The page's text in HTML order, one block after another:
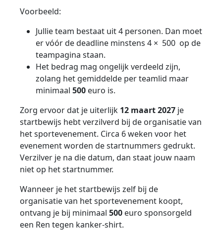
Voorbeeld:
Jullie team bestaat uit 4 personen. Dan moet
er vóór de deadline minstens 4 × 500 op de
teampagina staan.
Het bedrag mag ongelijk verdeeld zijn,
zolang het gemiddelde per teamlid maar
minimaal 500 euro is.
Zorg ervoor dat je uiterlijk 12 maart 2027 je
startbewijs hebt verzilverd bij de organisatie van
het sportevenement. Circa 6 weken voor het
evenement worden de startnummers gedrukt.
Verzilver je na die datum, dan staat jouw naam
niet op het startnummer.
Wanneer je het startbewijs zelf bij de
organisatie van het sportevenement koopt,
ontvang je bij minimaal 500 euro sponsorgeld
een Ren tegen kanker-shirt.